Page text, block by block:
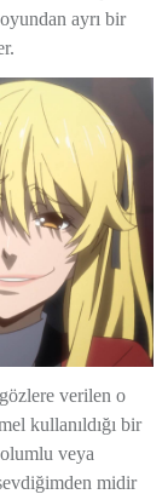
ayrı bir
verilen o
kullanıldığı bir
veya
midir